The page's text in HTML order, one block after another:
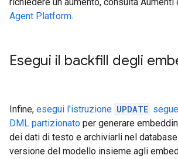
Agent Platform.
Esegui il backfill degli
Infine, esegui l'istruzione UPDATE
DML partizionato per generare
dei dati di testo e archiviarli nel
versione del modello insieme agli